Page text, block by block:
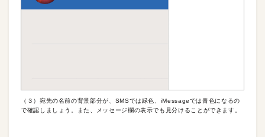
（３）宛先の名前の背景部分が、SMSでは緑色、iMessageでは青色になるの
で確認しましょう。また、メッセージ欄の表示でも見分けることができます。